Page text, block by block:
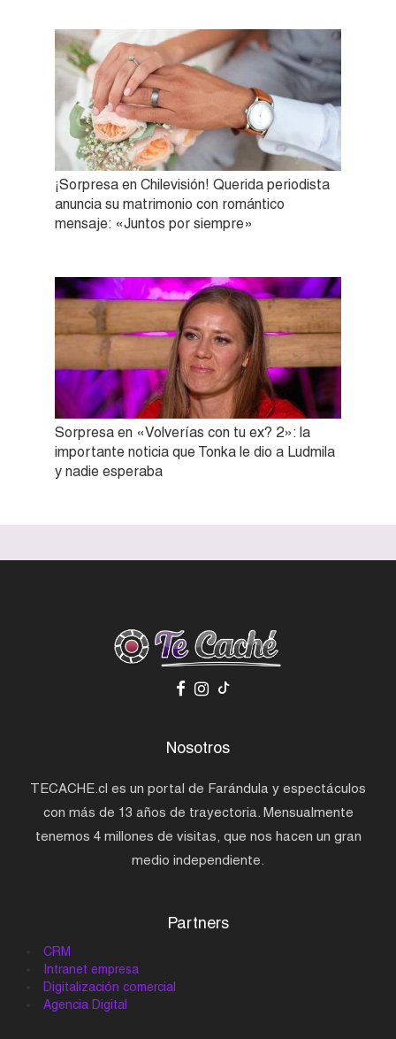
¡Sorpresa en Chilevisión! Querida periodista
anuncia su matrimonio con romántico
mensaje: «Juntos por siempre»
Sorpresa en «Volverías con tu ex? 2»: la
importante noticia que Tonka le dio a Ludmila
y nadie esperaba
Nosotros
TECACHE.cl es un portal de Farándula y espectáculos
con más de 13 años de trayectoria. Mensualmente
tenemos 4 millones de visitas, que nos hacen un gran
medio independiente.
Partners
CRM
Intranet empresa
Digitalización comercial
Agencia Digital